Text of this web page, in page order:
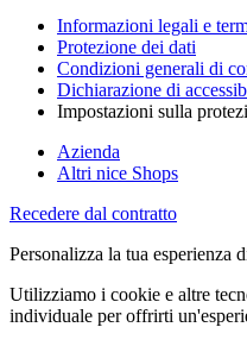
Informazioni legali e
Protezione dei dati
Condizioni generali di
Dichiarazione di
Impostazioni sulla
Azienda
Altri nice Shops
Recedere dal contratto
Personalizza la tua esperienza
Utilizziamo i cookie e altre
individuale per offrirti